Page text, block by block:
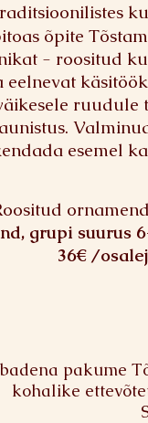
õpite
- roositud
eelnevat
ruudule
esemel
grupi suurus
36€ /
pakume
kohalike